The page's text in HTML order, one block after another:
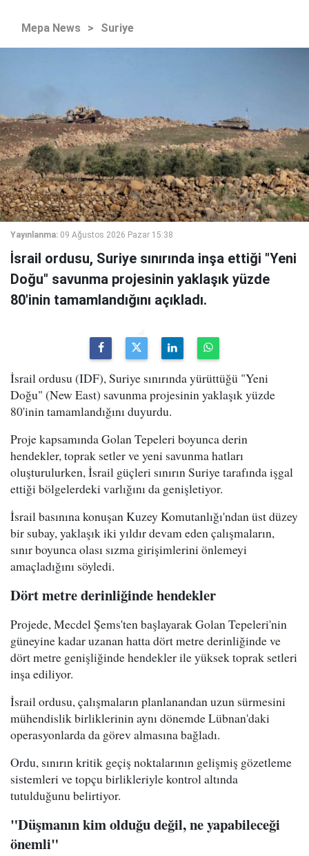
Mepa News > Suriye
Yayınlanma: 09 Ağustos 2026 Pazar 15:38
İsrail ordusu, Suriye sınırında inşa ettiği "Yeni
Doğu" savunma projesinin yaklaşık yüzde
80'inin tamamlandığını açıkladı.
İsrail ordusu (IDF), Suriye sınırında yürüttüğü "Yeni
Doğu" (New East) savunma projesinin yaklaşık yüzde
80'inin tamamlandığını duyurdu.
Proje kapsamında Golan Tepeleri boyunca derin
hendekler, toprak setler ve yeni savunma hatları
oluşturulurken, İsrail güçleri sınırın Suriye tarafında işgal
ettiği bölgelerdeki varlığını da genişletiyor.
İsrail basınına konuşan Kuzey Komutanlığı'ndan üst düzey
bir subay, yaklaşık iki yıldır devam eden çalışmaların,
sınır boyunca olası sızma girişimlerini önlemeyi
amaçladığını söyledi.
Dört metre derinliğinde hendekler
Projede, Mecdel Şems'ten başlayarak Golan Tepeleri'nin
güneyine kadar uzanan hatta dört metre derinliğinde ve
dört metre genişliğinde hendekler ile yüksek toprak setleri
inşa ediliyor.
İsrail ordusu, çalışmaların planlanandan uzun sürmesini
mühendislik birliklerinin aynı dönemde Lübnan'daki
operasyonlarda da görev almasına bağladı.
Ordu, sınırın kritik geçiş noktalarının gelişmiş gözetleme
sistemleri ve topçu birlikleriyle kontrol altında
tutulduğunu belirtiyor.
"Düşmanın kim olduğu değil, ne yapabileceği
önemli"